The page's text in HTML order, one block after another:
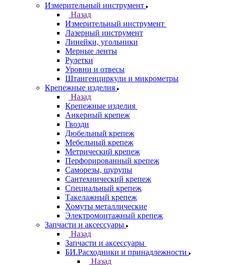
Измерительный инструмент
Назад
Измерительный инструмент
Лазерный инструмент
Линейки, угольники
Мерные ленты
Рулетки
Уровни и отвесы
Штангенциркули и микрометры
Крепежные изделия
Назад
Крепежные изделия
Анкерный крепеж
Гвозди
Дюбельный крепеж
Мебельный крепеж
Метрический крепеж
Перфорированный крепеж
Саморезы, шурупы
Сантехнический крепеж
Специальный крепеж
Такелажный крепеж
Хомуты металлические
Электромонтажный крепеж
Запчасти и аксессуары
Назад
Запчасти и аксессуары
БИ.Расходники и принадлежности
Назад